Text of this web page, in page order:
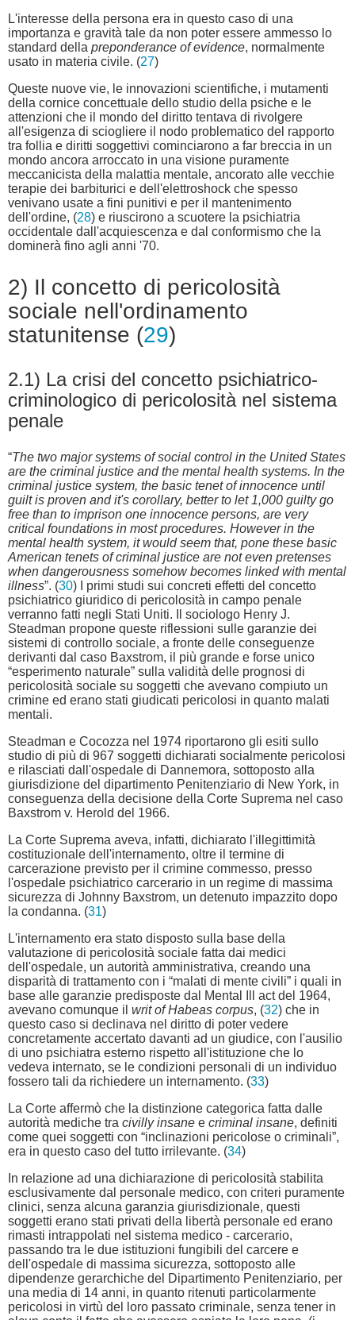
L'interesse della persona era in questo caso di una
importanza e gravità tale da non poter essere ammesso lo
standard della preponderance of evidence, normalmente
usato in materia civile. (27)
Queste nuove vie, le innovazioni scientifiche, i mutamenti
della cornice concettuale dello studio della psiche e le
attenzioni che il mondo del diritto tentava di rivolgere
all'esigenza di sciogliere il nodo problematico del rapporto
tra follia e diritti soggettivi cominciarono a far breccia in un
mondo ancora arroccato in una visione puramente
meccanicista della malattia mentale, ancorato alle vecchie
terapie dei barbiturici e dell'elettroshock che spesso
venivano usate a fini punitivi e per il mantenimento
dell'ordine, (28) e riuscirono a scuotere la psichiatria
occidentale dall'acquiescenza e dal conformismo che la
dominerà fino agli anni '70.
2) Il concetto di pericolosità
sociale nell'ordinamento
statunitense (29)
2.1) La crisi del concetto psichiatrico-
criminologico di pericolosità nel sistema
penale
“The two major systems of social control in the United States
are the criminal justice and the mental health systems. In the
criminal justice system, the basic tenet of innocence until
guilt is proven and it's corollary, better to let 1,000 guilty go
free than to imprison one innocence persons, are very
critical foundations in most procedures. However in the
mental health system, it would seem that, pone these basic
American tenets of criminal justice are not even pretenses
when dangerousness somehow becomes linked with mental
illness”. (30) I primi studi sui concreti effetti del concetto
psichiatrico giuridico di pericolosità in campo penale
verranno fatti negli Stati Uniti. Il sociologo Henry J.
Steadman propone queste riflessioni sulle garanzie dei
sistemi di controllo sociale, a fronte delle conseguenze
derivanti dal caso Baxstrom, il più grande e forse unico
“esperimento naturale” sulla validità delle prognosi di
pericolosità sociale su soggetti che avevano compiuto un
crimine ed erano stati giudicati pericolosi in quanto malati
mentali.
Steadman e Cocozza nel 1974 riportarono gli esiti sullo
studio di più di 967 soggetti dichiarati socialmente pericolosi
e rilasciati dall'ospedale di Dannemora, sottoposto alla
giurisdizione del dipartimento Penitenziario di New York, in
conseguenza della decisione della Corte Suprema nel caso
Baxstrom v. Herold del 1966.
La Corte Suprema aveva, infatti, dichiarato l'illegittimità
costituzionale dell'internamento, oltre il termine di
carcerazione previsto per il crimine commesso, presso
l'ospedale psichiatrico carcerario in un regime di massima
sicurezza di Johnny Baxstrom, un detenuto impazzito dopo
la condanna. (31)
L'internamento era stato disposto sulla base della
valutazione di pericolosità sociale fatta dai medici
dell'ospedale, un autorità amministrativa, creando una
disparità di trattamento con i “malati di mente civili” i quali in
base alle garanzie predisposte dal Mental Ill act del 1964,
avevano comunque il writ of Habeas corpus, (32) che in
questo caso si declinava nel diritto di poter vedere
concretamente accertato davanti ad un giudice, con l'ausilio
di uno psichiatra esterno rispetto all'istituzione che lo
vedeva internato, se le condizioni personali di un individuo
fossero tali da richiedere un internamento. (33)
La Corte affermò che la distinzione categorica fatta dalle
autorità mediche tra civilly insane e criminal insane, definiti
come quei soggetti con “inclinazioni pericolose o criminali”,
era in questo caso del tutto irrilevante. (34)
In relazione ad una dichiarazione di pericolosità stabilita
esclusivamente dal personale medico, con criteri puramente
clinici, senza alcuna garanzia giurisdizionale, questi
soggetti erano stati privati della libertà personale ed erano
rimasti intrappolati nel sistema medico - carcerario,
passando tra le due istituzioni fungibili del carcere e
dell'ospedale di massima sicurezza, sottoposto alle
dipendenze gerarchiche del Dipartimento Penitenziario, per
una media di 14 anni, in quanto ritenuti particolarmente
pericolosi in virtù del loro passato criminale, senza tener in